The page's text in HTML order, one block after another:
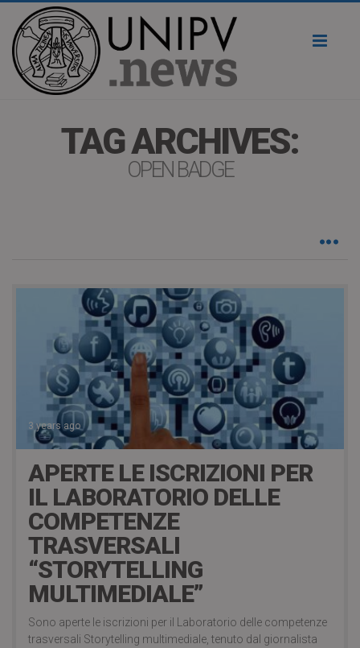
TAG ARCHIVES:
OPEN BADGE
3 years ago
APERTE LE ISCRIZIONI PER
IL LABORATORIO DELLE
COMPETENZE
TRASVERSALI
“STORYTELLING
MULTIMEDIALE”
Sono aperte le iscrizioni per il Laboratorio delle competenze
trasversali Storytelling multimediale, tenuto dal giornalista